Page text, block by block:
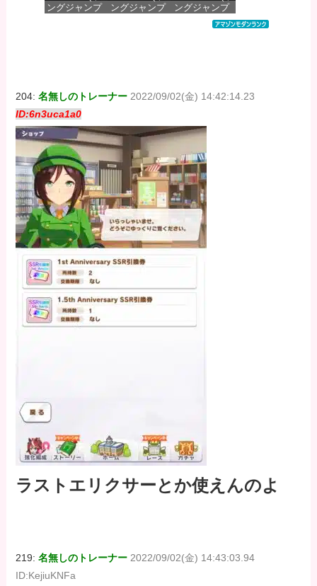
ングジャンプ
ングジャンプ
ングジャンプ
コミックス
204:名無しのトレーナー 2022/09/02(金) 14:42:14.23
ID:6n3uca1a0
ラストエリクサーとか使えんのよ
219:名無しのトレーナー 2022/09/02(金) 14:43:03.94
ID:KejiuKNFa